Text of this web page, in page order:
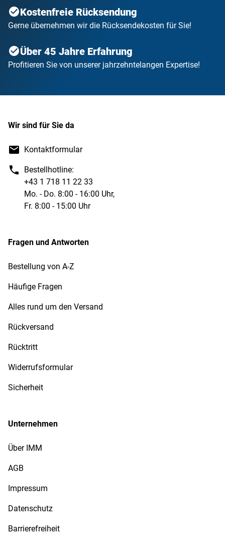
Kostenfreie Rücksendung
Gerne übernehmen wir die Rücksendekosten für Sie!
Über 45 Jahre Erfahrung
Profitieren Sie von unserer jahrzehntelangen Expertise!
Wir sind für Sie da
Kontaktformular
Bestellhotline:
+43 1 718 11 22 33
Mo. - Do. 8:00 - 16:00 Uhr,
Fr. 8:00 - 15:00 Uhr
Fragen und Antworten
Bestellung von A-Z
Häufige Fragen
Alles rund um den Versand
Rückversand
Rücktritt
Widerrufsformular
Sicherheit
Unternehmen
Über IMM
AGB
Impressum
Datenschutz
Barrierefreiheit